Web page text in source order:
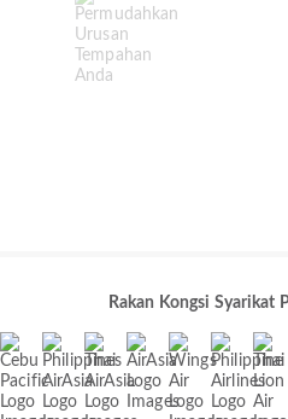
Rakan Kongsi Syarikat